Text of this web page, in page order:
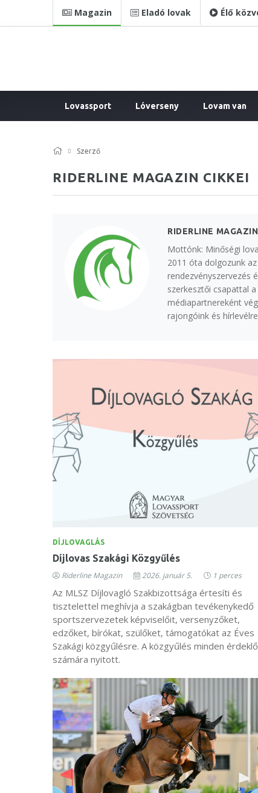
Magazin Eladó lovak Élő
Lovassport Lóverseny Lovam van
Szerző
RIDERLINE MAGAZIN CIKKEI
RIDERLINE MAGAZIN
Mottónk: Minőségi
2011 óta dolgozunk
rendezvényszervezés
szerkesztői csapattal
médiapartnereként
rajongóink és
DÍJLOVAGLÁS
Díjlovas Szakági Közgyűlés
Riderline Magazin 2026. január 5. 1 perces
Az MLSZ Díjlovagló Szakbizottsága értesíti és
tisztelettel meghívja a szakágban tevékenykedő
sportszervezetek képviselőit, versenyzőket,
edzőket, bírókat, szülőket, támogatókat az Éves
Szakági közgyűlésre. A közgyűlés minden
számára nyitott.